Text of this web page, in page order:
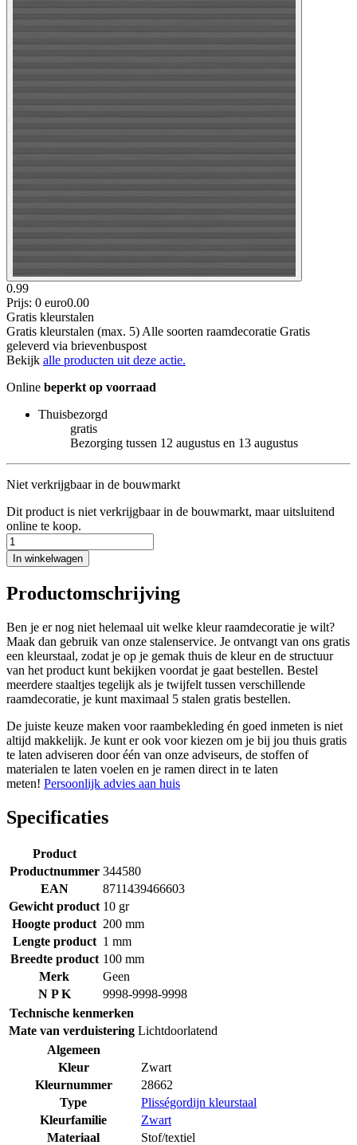
0.99
Prijs: 0 euro0.00
Gratis kleurstalen
Gratis kleurstalen (max. 5) Alle soorten raamdecoratie Gratis
geleverd via brievenbuspost
Bekijk alle producten uit deze actie.
Online beperkt op voorraad
Thuisbezorgd
gratis
Bezorging tussen 12 augustus en 13 augustus
Niet verkrijgbaar in de bouwmarkt
Dit product is niet verkrijgbaar in de bouwmarkt, maar uitsluitend
online te koop.
In winkelwagen
Productomschrijving
Ben je er nog niet helemaal uit welke kleur raamdecoratie je wilt?
Maak dan gebruik van onze stalenservice. Je ontvangt van ons gratis
een kleurstaal, zodat je op je gemak thuis de kleur en de structuur
van het product kunt bekijken voordat je gaat bestellen. Bestel
meerdere staaltjes tegelijk als je twijfelt tussen verschillende
raamdecoratie, je kunt maximaal 5 stalen gratis bestellen.
De juiste keuze maken voor raambekleding én goed inmeten is niet
altijd makkelijk. Je kunt er ook voor kiezen om je bij jou thuis gratis
te laten adviseren door één van onze adviseurs, de stoffen of
materialen te laten voelen en je ramen direct in te laten
meten! Persoonlijk advies aan huis
Specificaties
Product
Productnummer 344580
EAN
8711439466603
Gewicht product 10 gr
Hoogte product 200 mm
Lengte product 1 mm
Breedte product 100 mm
Merk
Geen
N P K
9998-9998-9998
Technische kenmerken
Mate van verduistering Lichtdoorlatend
Algemeen
Kleur
Zwart
Kleurnummer
28662
Type
Plisségordijn kleurstaal
Kleurfamilie
Zwart
Materiaal
Stof/textiel